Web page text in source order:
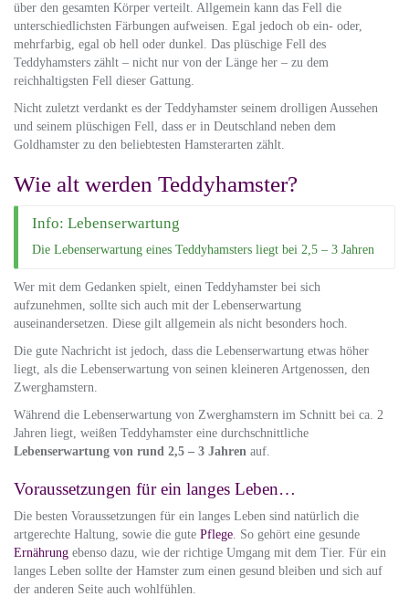
über den gesamten Körper verteilt. Allgemein kann das Fell die
unterschiedlichsten Färbungen aufweisen. Egal jedoch ob ein- oder,
mehrfarbig, egal ob hell oder dunkel. Das plüschige Fell des
Teddyhamsters zählt – nicht nur von der Länge her – zu dem
reichhaltigsten Fell dieser Gattung.
Nicht zuletzt verdankt es der Teddyhamster seinem drolligen Aussehen
und seinem plüschigen Fell, dass er in Deutschland neben dem
Goldhamster zu den beliebtesten Hamsterarten zählt.
Wie alt werden Teddyhamster?
Info: Lebenserwartung
Die Lebenserwartung eines Teddyhamsters liegt bei 2,5 – 3 Jahren
Wer mit dem Gedanken spielt, einen Teddyhamster bei sich
aufzunehmen, sollte sich auch mit der Lebenserwartung
auseinandersetzen. Diese gilt allgemein als nicht besonders hoch.
Die gute Nachricht ist jedoch, dass die Lebenserwartung etwas höher
liegt, als die Lebenserwartung von seinen kleineren Artgenossen, den
Zwerghamstern.
Während die Lebenserwartung von Zwerghamstern im Schnitt bei ca. 2
Jahren liegt, weißen Teddyhamster eine durchschnittliche
Lebenserwartung von rund 2,5 – 3 Jahren auf.
Voraussetzungen für ein langes Leben…
Die besten Voraussetzungen für ein langes Leben sind natürlich die
artgerechte Haltung, sowie die gute Pflege. So gehört eine gesunde
Ernährung ebenso dazu, wie der richtige Umgang mit dem Tier. Für ein
langes Leben sollte der Hamster zum einen gesund bleiben und sich auf
der anderen Seite auch wohlfühlen.